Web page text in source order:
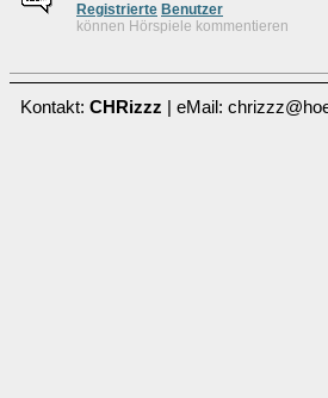
Registrierte Benutzer
können Hörspiele kommentieren
Kontakt: CHRizzz | eMail: